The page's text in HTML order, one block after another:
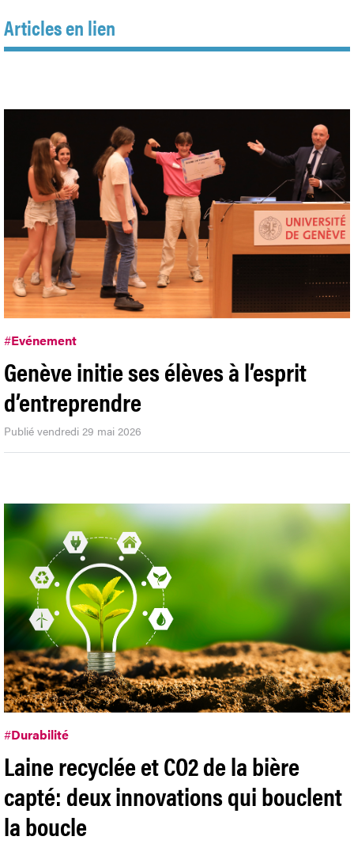
Articles en lien
#Evénement
Genève initie ses élèves à l’esprit
d’entreprendre
Publié vendredi 29 mai 2026
#Durabilité
Laine recyclée et CO2 de la bière
capté: deux innovations qui bouclent
la boucle